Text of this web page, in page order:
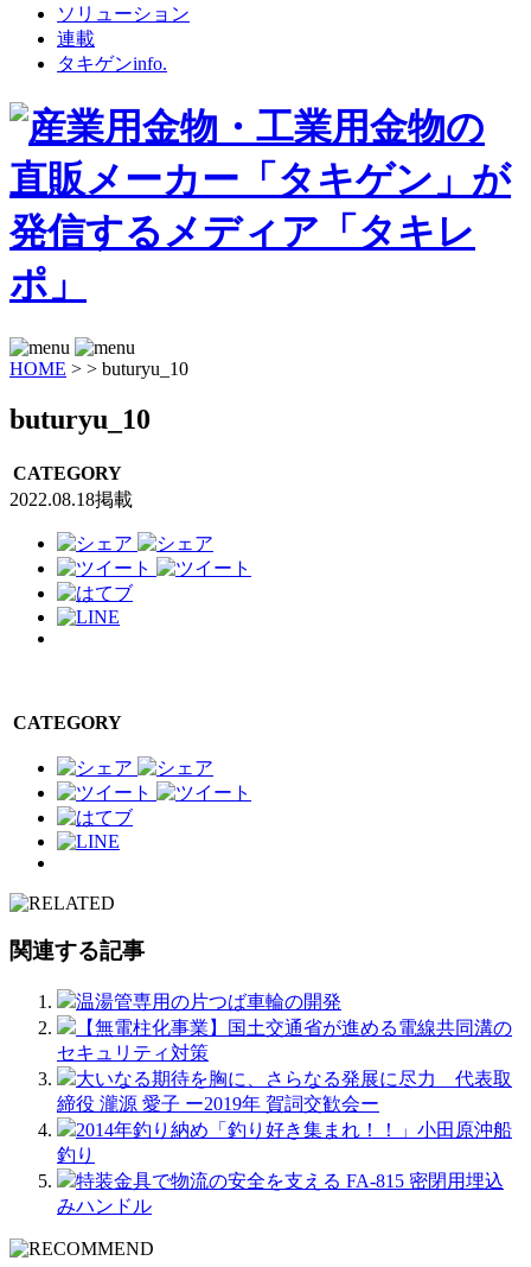
ソリューション
連載
タキゲンinfo.
HOME > > buturyu_10
buturyu_10
CATEGORY
2022.08.18掲載
CATEGORY
関連する記事
温湯管専用の片つば車輪の開発
【無電柱化事業】国土交通省が進める電線共同溝の
セキュリティ対策
大いなる期待を胸に、さらなる発展に尽力 代表取
締役 瀧源 愛子 ー2019年 賀詞交歓会ー
2014年釣り納め「釣り好き集まれ！！」小田原沖船
釣り
特装金具で物流の安全を支える FA-815 密閉用埋込
みハンドル